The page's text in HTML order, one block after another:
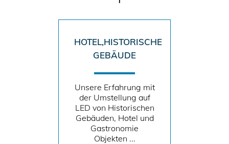
HOTEL,HISTORISCHE
GEBÄUDE
Unsere Erfahrung mit
der Umstellung auf
LED von Historischen
Gebäuden, Hotel und
Gastronomie
Objekten ...